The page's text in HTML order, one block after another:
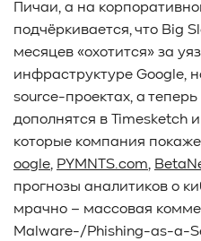
#architecture
#Tech Pulse
#AI-инфраструктура
#WEKA
#Hitachi Vantara
#Вычислительные
#DRAM Cache
#SLC Cache
Пичаи, а на
подчёркивается, что Big
месяцев «охотится» за
инфраструктуре Google,
source-проектах, а
дополнятся в Timesketch
которые компания
oogle, PYMNTS.com,
прогнозы аналитиков о
мрачно – массовая
Malware-/Phishing-as-a-